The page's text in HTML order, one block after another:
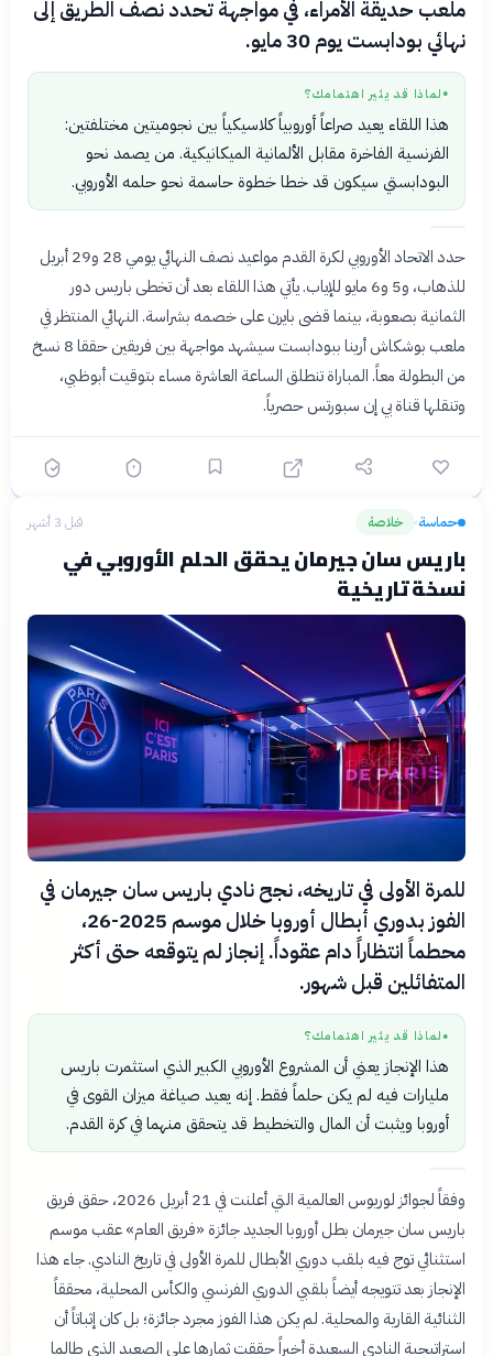
ملعب حديقة الأمراء، في مواجهة تحدد نصف الطريق إلى
نهائي بودابست يوم 30 مايو.
● لماذا قد يثير اهتمامك؟
هذا اللقاء يعيد صراعاً أوروبياً كلاسيكياً بين نجوميتين مختلفتين:
الفرنسية الفاخرة مقابل الألمانية الميكانيكية. من يصمد نحو
البودابستي سيكون قد خطا خطوة حاسمة نحو حلمه الأوروبي.
حدد الاتحاد الأوروبي لكرة القدم مواعيد نصف النهائي يومي 28 و29 أبريل
للذهاب، و5 و6 مايو للإياب. يأتي هذا اللقاء بعد أن تخطى باريس دور
الثمانية بصعوبة، بينما قضى بايرن على خصمه بشراسة. النهائي المنتظر في
ملعب بوشكاش أرينا ببودابست سيشهد مواجهة بين فريقين حققا 8 نسخ
من البطولة معاً. المباراة تنطلق الساعة العاشرة مساء بتوقيت أبوظبي،
وتنقلها قناة بي إن سبورتس حصرياً.
حماسة› خلاصة قبل 3 أشهر
باريس سان جيرمان يحقق الحلم الأوروبي في
نسخة تاريخية
للمرة الأولى في تاريخه، نجح نادي باريس سان جيرمان في
الفوز بدوري أبطال أوروبا خلال موسم 2025-26،
محطماً انتظاراً دام عقوداً. إنجاز لم يتوقعه حتى أكثر
المتفائلين قبل شهور.
● لماذا قد يثير اهتمامك؟
هذا الإنجاز يعني أن المشروع الأوروبي الكبير الذي استثمرت باريس
مليارات فيه لم يكن حلماً فقط. إنه يعيد صياغة ميزان القوى في
أوروبا ويثبت أن المال والتخطيط قد يتحقق منهما في كرة القدم.
وفقاً لجوائز لوريوس العالمية التي أعلنت في 21 أبريل 2026، حقق فريق
باريس سان جيرمان بطل أوروبا الجديد جائزة «فريق العام» عقب موسم
استثنائي توج فيه بلقب دوري الأبطال للمرة الأولى في تاريخ النادي. جاء هذا
الإنجاز بعد تتويجه أيضاً بلقبي الدوري الفرنسي والكأس المحلية، محققاً
الثنائية القارية والمحلية. لم يكن هذا الفوز مجرد جائزة؛ بل كان إثباتاً أن
استراتيجية النادي السعيدة أخيراً حققت ثمارها على الصعيد الذي طالما